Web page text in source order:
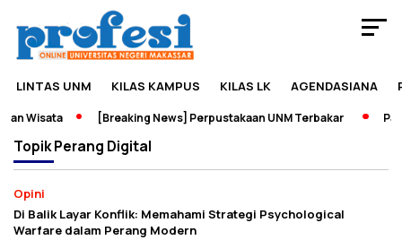
LINTAS UNM KILAS KAMPUS KILAS LK AGENDASIANA
Wisata [Breaking News] Perpustakaan UNM Terbakar
TopikPerang Digital
Opini
Di Balik Layar Konflik: Memahami Strategi Psychological
Warfare dalam Perang Modern